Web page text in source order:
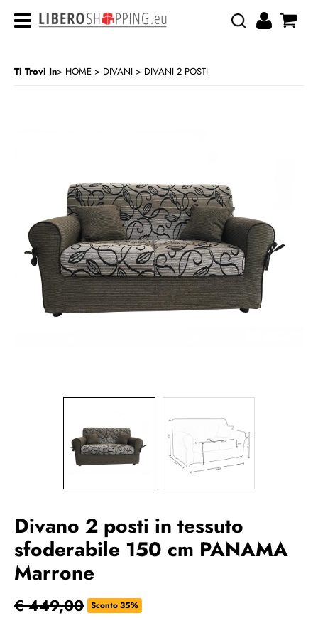
Ti Trovi In HOME DIVANI DIVANI 2 POSTI
Divano 2 posti in tessuto
sfoderabile 150 cm PANAMA
Marrone
€ 449,00 Sconto 35%